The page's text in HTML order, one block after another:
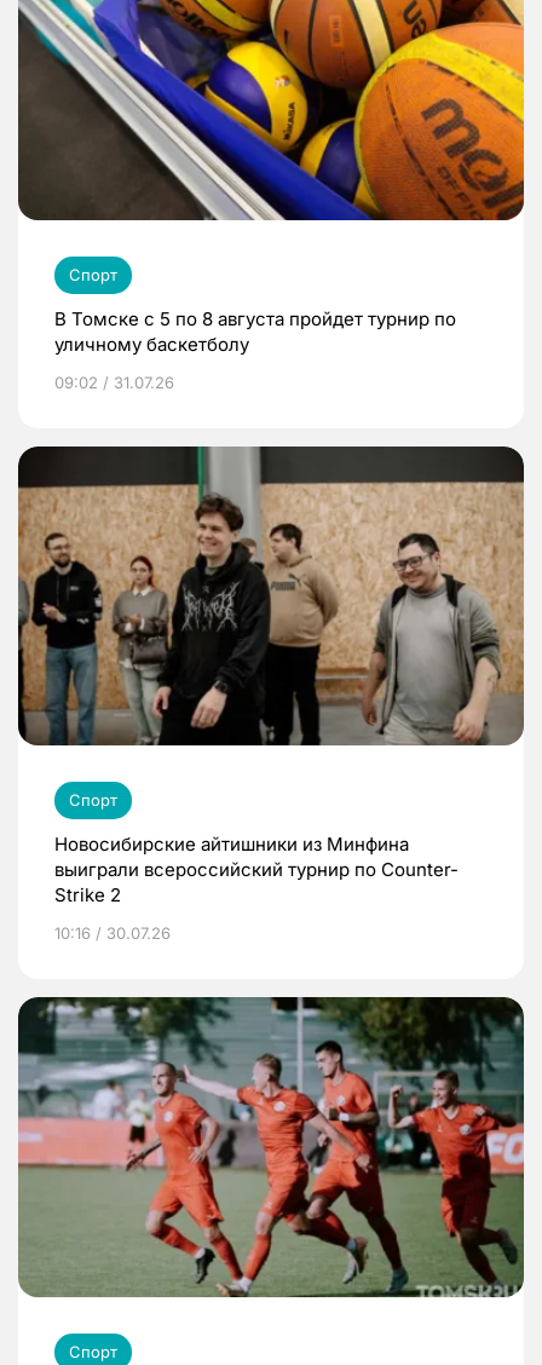
Спорт
В Томске с 5 по 8 августа пройдет турнир по
уличному баскетболу
09:02 / 31.07.26
Спорт
Новосибирские айтишники из Минфина
выиграли всероссийский турнир по Counter-
Strike 2
10:16 / 30.07.26
Спорт